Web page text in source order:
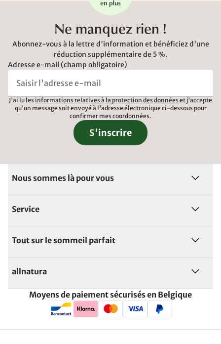
Ne manquez rien !
Abonnez-vous à la lettre d'information et bénéficiez d'une
réduction supplémentaire de 5 %.
Adresse e-mail (champ obligatoire)
J'ai lu les informations relatives à la protection des données et j'accepte
qu'un message soit envoyé à l'adresse électronique ci-dessous pour
confirmer mes coordonnées.
S'inscrire
Nous sommes là pour vous
Service
Tout sur le sommeil parfait
allnatura
Moyens de paiement sécurisés en Belgique